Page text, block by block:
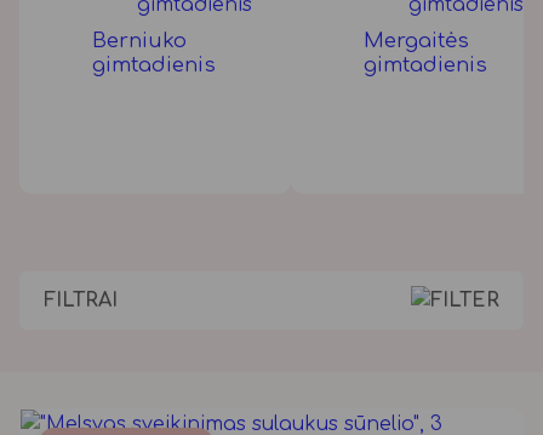
Berniuko
gimtadienis
Mergaitės
gimtadienis
FILTRAI